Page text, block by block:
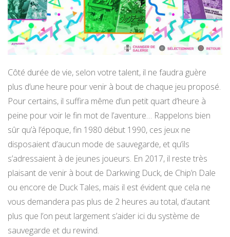
Côté durée de vie, selon votre talent, il ne faudra guère
plus d’une heure pour venir à bout de chaque jeu proposé.
Pour certains, il suffira même d’un petit quart d’heure à
peine pour voir le fin mot de l’aventure… Rappelons bien
sûr qu’à l’époque, fin 1980 début 1990, ces jeux ne
disposaient d’aucun mode de sauvegarde, et qu’ils
s’adressaient à de jeunes joueurs. En 2017, il reste très
plaisant de venir à bout de Darkwing Duck, de Chip’n Dale
ou encore de Duck Tales, mais il est évident que cela ne
vous demandera pas plus de 2 heures au total, d’autant
plus que l’on peut largement s’aider ici du système de
sauvegarde et du rewind.